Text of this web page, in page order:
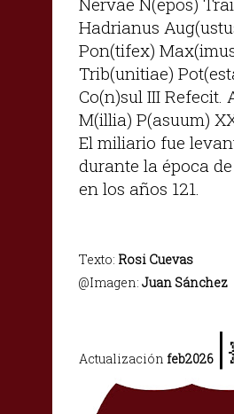
Hadrianus
Pon(tifex)
Trib(unitiae)
Co(n)sul III Refecit.
M(illia) P(asuum)
El miliario fue
durante la época
en los años 121.
Texto: Rosi Cuevas
@Imagen: Juan Sánchez
Actualización feb2026 |